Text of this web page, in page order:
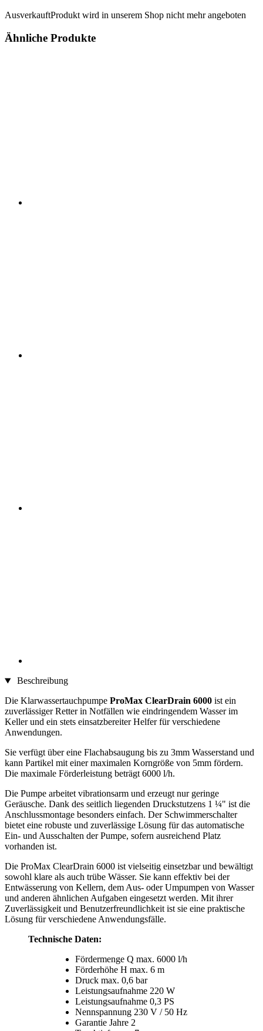
AusverkauftProdukt wird in unserem Shop nicht mehr angeboten
Ähnliche Produkte
Beschreibung
Die Klarwassertauchpumpe ProMax ClearDrain 6000 ist ein
zuverlässiger Retter in Notfällen wie eindringendem Wasser im
Keller und ein stets einsatzbereiter Helfer für verschiedene
Anwendungen.
Sie verfügt über eine Flachabsaugung bis zu 3mm Wasserstand und
kann Partikel mit einer maximalen Korngröße von 5mm fördern.
Die maximale Förderleistung beträgt 6000 l/h.
Die Pumpe arbeitet vibrationsarm und erzeugt nur geringe
Geräusche. Dank des seitlich liegenden Druckstutzens 1 ¼" ist die
Anschlussmontage besonders einfach. Der Schwimmerschalter
bietet eine robuste und zuverlässige Lösung für das automatische
Ein- und Ausschalten der Pumpe, sofern ausreichend Platz
vorhanden ist.
Die ProMax ClearDrain 6000 ist vielseitig einsetzbar und bewältigt
sowohl klare als auch trübe Wässer. Sie kann effektiv bei der
Entwässerung von Kellern, dem Aus- oder Umpumpen von Wasser
und anderen ähnlichen Aufgaben eingesetzt werden. Mit ihrer
Zuverlässigkeit und Benutzerfreundlichkeit ist sie eine praktische
Lösung für verschiedene Anwendungsfälle.
Technische Daten:
Fördermenge Q max. 6000 l/h
Förderhöhe H max. 6 m
Druck max. 0,6 bar
Leistungsaufnahme 220 W
Leistungsaufnahme 0,3 PS
Nennspannung 230 V / 50 Hz
Garantie Jahre 2